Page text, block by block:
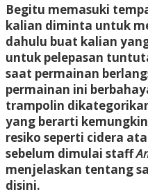
Begitu memasuki
kalian diminta untuk
dahulu buat kalian
untuk pelepasan
saat permainan
permainan ini
trampolin
yang berarti
resiko seperti cidera
sebelum dimulai staff
menjelaskan tentang
disini.